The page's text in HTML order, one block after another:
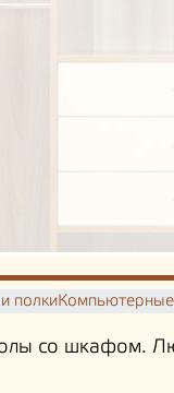
полки
со шкафом.